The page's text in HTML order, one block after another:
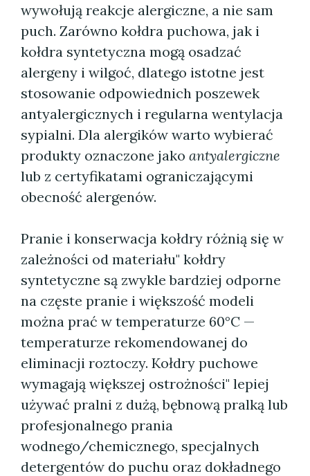
wywołują reakcje alergiczne, a nie sam
puch. Zarówno kołdra puchowa, jak i
kołdra syntetyczna mogą osadzać
alergeny i wilgoć, dlatego istotne jest
stosowanie odpowiednich poszewek
antyalergicznych i regularna wentylacja
sypialni. Dla alergików warto wybierać
produkty oznaczone jako antyalergiczne
lub z certyfikatami ograniczającymi
obecność alergenów.
Pranie i konserwacja kołdry różnią się w
zależności od materiału" kołdry
syntetyczne są zwykle bardziej odporne
na częste pranie i większość modeli
można prać w temperaturze 60°C —
temperaturze rekomendowanej do
eliminacji roztoczy. Kołdry puchowe
wymagają większej ostrożności" lepiej
używać pralni z dużą, bębnową pralką lub
profesjonalnego prania
wodnego/chemicznego, specjalnych
detergentów do puchu oraz dokładnego